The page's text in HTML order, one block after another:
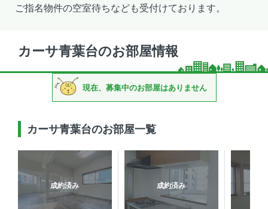
ご指名物件の空室待ちなども受付けております。
カーサ青葉台のお部屋情報
現在、募集中のお部屋はありません
カーサ青葉台のお部屋一覧
成約済み 成約済み